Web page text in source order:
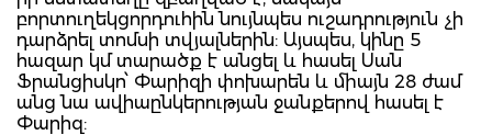
բորտուղեկցորդուհին նույնպես ուշադրություն չի
դարձրել տոմսի տվյալներին: Այսպես, կինը 5
հազար կմ տարածք է անցել և հասել Սան
Ֆրանցիսկո՝ Փարիզի փոխարեն և միայն 28 ժամ
անց նա ավիաընկերության ջանքերով հասել է
Փարիզ: